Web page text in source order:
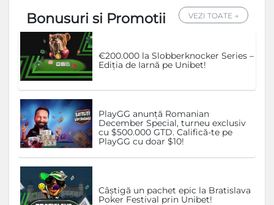
Bonusuri si Promotii VEZI TOATE →
€200.000 la Slobberknocker Series –
Ediția de Iarnă pe Unibet!
PlayGG anunță Romanian
December Special, turneu exclusiv
cu $500.000 GTD. Califică-te pe
PlayGG cu doar $10!
Câștigă un pachet epic la Bratislava
Poker Festival prin Unibet!